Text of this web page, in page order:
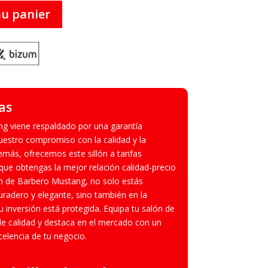
panier
viene respaldado por una garantía
compromiso con la calidad y la
ofrecemos este sillón a tarifas
obtengas la mejor relación calidad-precio
de Barbero Mustang, no solo estás
y elegante, sino también en la
inversión está protegida. Equipa tu salón de
calidad y destaca en el mercado con un
de tu negocio.